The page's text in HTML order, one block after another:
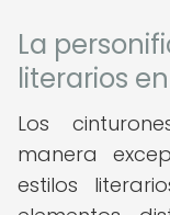
La
literarios
Los
manera
estilos